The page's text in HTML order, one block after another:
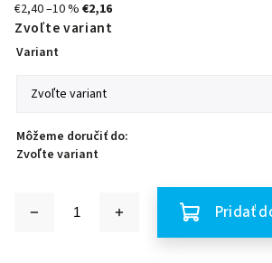
€2,40–10 % €2,16
Zvoľte variant
Variant
Môžeme doručiť do:
Zvoľte variant
Pridať